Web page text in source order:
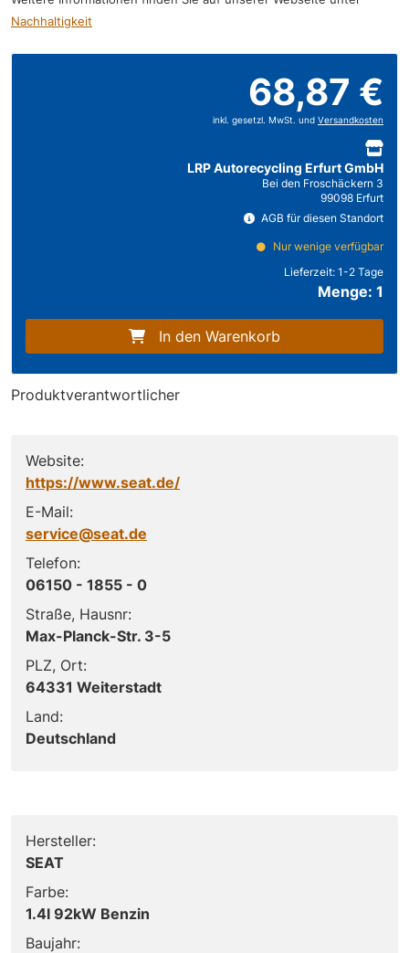
Nachhaltigkeit
68,87 €
inkl. gesetzl. MwSt. und Versandkosten
LRP Autorecycling Erfurt GmbH
Bei den Froschäckern 3
99098 Erfurt
AGB für diesen Standort
Nur wenige verfügbar
Lieferzeit: 1-2 Tage
Menge: 1
In den Warenkorb
Produktverantwortlicher
Website:
https://www.seat.de/
E-Mail:
service@seat.de
Telefon:
06150 - 1855 - 0
Straße, Hausnr:
Max-Planck-Str. 3-5
PLZ, Ort:
64331 Weiterstadt
Land:
Deutschland
Hersteller:
SEAT
Farbe:
1.4l 92kW Benzin
Baujahr: